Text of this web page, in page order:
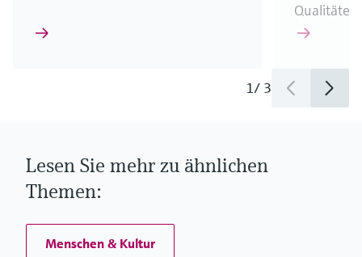
1/ 3
Lesen Sie mehr zu ähnlichen
Themen:
Menschen & Kultur